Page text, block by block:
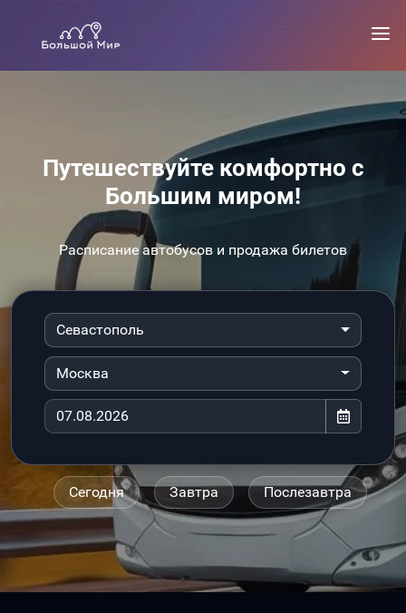
Путешествуйте комфортно с
Большим миром!
Расписание автобусов и продажа билетов
Севастополь
Москва
Сегодня Завтра Послезавтра